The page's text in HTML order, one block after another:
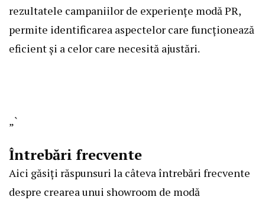
rezultatele campaniilor de experiențe modă PR,
permite identificarea aspectelor care funcționează
eficient și a celor care necesită ajustări.
„`
Întrebări frecvente
Aici găsiți răspunsuri la câteva întrebări frecvente
despre crearea unui showroom de modă